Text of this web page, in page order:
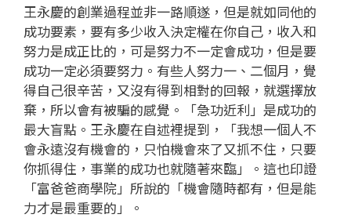
王永慶的創業過程並非一路順遂，但是就如同他的
成功要素，要有多少收入決定權在你自己，收入和
努力是成正比的，可是努力不一定會成功，但是要
成功一定必須要努力。有些人努力一、二個月，覺
得自己很辛苦，又沒有得到相對的回報，就選擇放
棄，所以會有被騙的感覺。「急功近利」是成功的
最大盲點。王永慶在自述裡提到，「我想一個人不
會永遠沒有機會的，只怕機會來了又抓不住，只要
你抓得住，事業的成功也就隨著來臨」。這也印證
「富爸爸商學院」所說的「機會隨時都有，但是能
力才是最重要的」。